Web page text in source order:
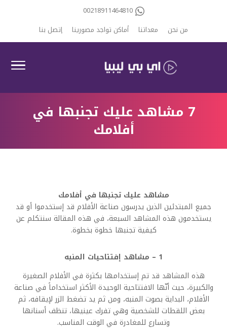
00218911464810
من نحن
معداتنا أماكن تواجد مصورينا إتصل بنا
7 مشاهد عليك تجنبها في
أفلامك
مشاهد عليك تجنبها في أفلامك
جميع المبتدئين الذين يدرسون صناعة الأفلام قد إستخدموا أو قد
يستخدمون هذه المشاهد السبعة، في هذه المقالة سنتكلم عن
كيفية تجنبها خطوة بخطوة.
1 – مشاهد إفتتاحيات المنبه
هذه المشاهد قد تم إستخدامها بكثرة في الأفلام الصغيرة
والكبيرة، حيث أنّها الافتتاحية الوحيدة الأكثر استخداماً في صناعة
الأفلام، البداية بصوت المنبه، ومن ثم يد تضغط الزر لإيقافه، ثم
بعض اللقطات للشخصية وهي تفرك عينيها، تنظف أسنانها
وتسارع للمغادرة في الوقت المناسب.